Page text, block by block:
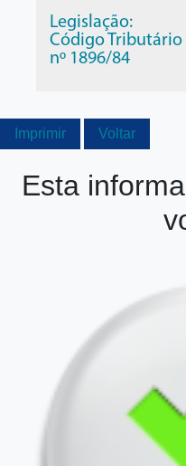
Legislação:
Código
nº 1896/84
Imprimir Voltar
Esta